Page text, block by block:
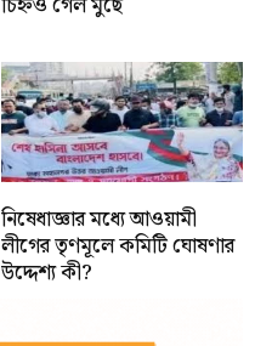
নিষেধাজ্ঞার মধ্যে আওয়ামী
লীগের তৃণমূলে কমিটি ঘোষণার
উদ্দেশ্য কী?